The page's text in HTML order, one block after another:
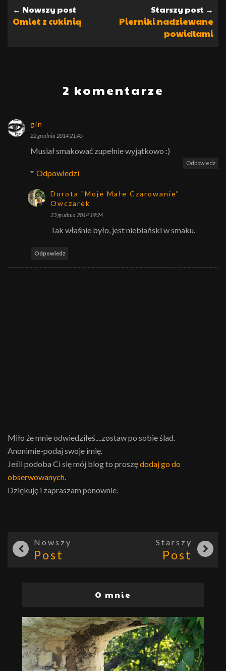
← Nowszy post
Omlet z cukinią
Starszy post →
Pierniki nadziewane
powidłami
2 komentarze
gin
22 grudnia 2014 21:45
Musiał smakować zupełnie wyjątkowo :)
Odpowiedz
Odpowiedzi
Dorota "Moje Małe Czarowanie"
Owczarek
23 grudnia 2014 19:24
Tak właśnie było, jest niebiański w smaku.
Odpowiedz
Miło że mnie odwiedziłeś....zostaw po sobie ślad.
Anonimie-podaj swoje imię.
Jeśli podoba Ci się mój blog to proszędodaj go do
obserwowanych
Dziękuję i zapraszam ponownie.
Nowszy
Post
Starszy
Post
O mnie